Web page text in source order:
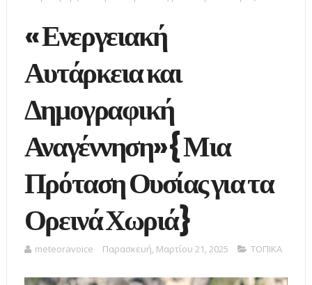
« Ενεργειακή
Αυτάρκεια και
Δημογραφική
Αναγέννηση»{ Μια
Πρόταση Ουσίας για τα
Ορεινά Χωριά}
meteoravoice Παρασκευή, Μαρτίου 21, 2025 ΤΟΠΙΚΑ